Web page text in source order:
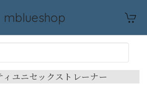
mblueshop
ユニセックストレーナー